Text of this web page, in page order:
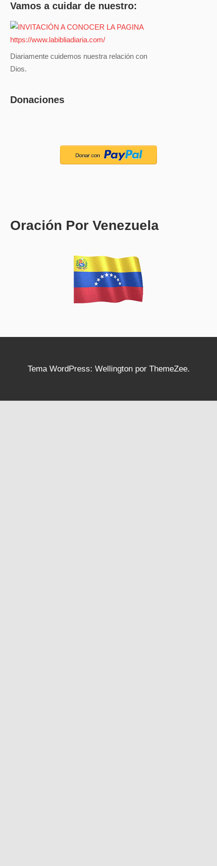
Vamos a cuidar de nuestro:
Diariamente cuidemos nuestra relación con
Dios.
Donaciones
Oración Por Venezuela
Tema WordPress: Wellington por ThemeZee.